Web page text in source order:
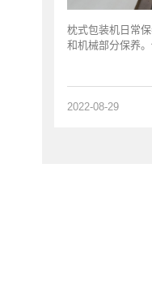
枕式包装机日常
和机械部分保养
2022-08-29